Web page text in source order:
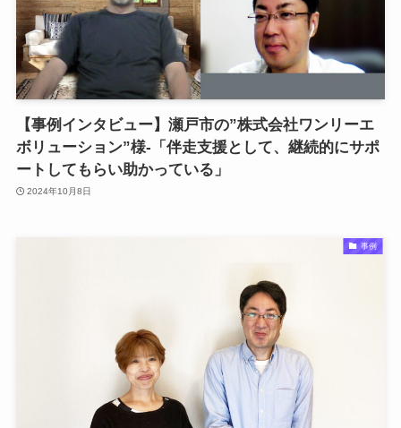
【事例インタビュー】瀬戸市の”株式会社ワンリーエ
ボリューション”様-「伴走支援として、継続的にサポ
ートしてもらい助かっている」
2024年10月8日
事例